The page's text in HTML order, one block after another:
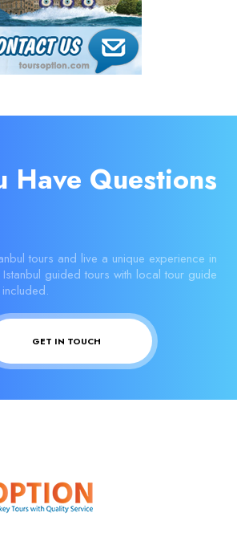
Have Questions
tours and live a unique experience in
guided tours with local tour guide
GET IN TOUCH